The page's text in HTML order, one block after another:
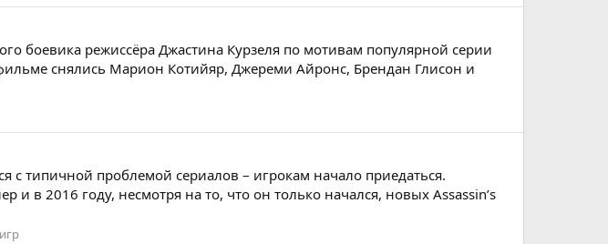
боевика режиссёра Джастина Курзеля по мотивам популярной серии
снялись Марион Котийяр, Джереми Айронс, Брендан Глисон и
с типичной проблемой сериалов – игрокам начало приедаться.
в 2016 году, несмотря на то, что он только начался, новых Assassin’s